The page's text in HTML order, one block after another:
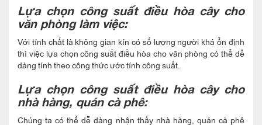
Lựa chọn công suất điều hòa cây cho
văn phòng làm việc:
Với tính chất là không gian kín có số lượng người khá ổn định
thì việc lựa chọn công suất điều hòa cho văn phòng có thể dễ
dàng tính theo công thức ước tính công suất.
Lựa chọn công suất điều hòa cây cho
nhà hàng, quán cà phê:
Chúng ta có thể dễ dàng nhận thấy nhà hàng, quán cà phê